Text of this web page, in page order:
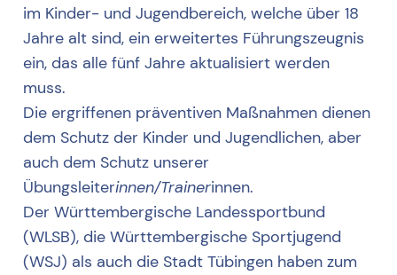
im Kinder- und Jugendbereich, welche über 18
Jahre alt sind, ein erweitertes Führungszeugnis
ein, das alle fünf Jahre aktualisiert werden
muss.
Die ergriffenen präventiven Maßnahmen dienen
dem Schutz der Kinder und Jugendlichen, aber
auch dem Schutz unserer
Übungsleiterinnen/Trainerinnen.
Der Württembergische Landessportbund
(WLSB), die Württembergische Sportjugend
(WSJ) als auch die Stadt Tübingen haben zum